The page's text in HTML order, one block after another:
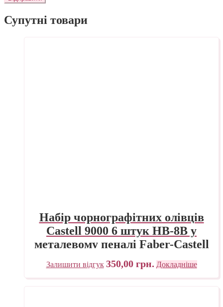
Супутні товари
Набір чорнографітних олівців
Castell 9000 6 штук HВ-8B у
металевому пеналі Faber-Castell
Залишити відгук 350,00 грн. Докладніше